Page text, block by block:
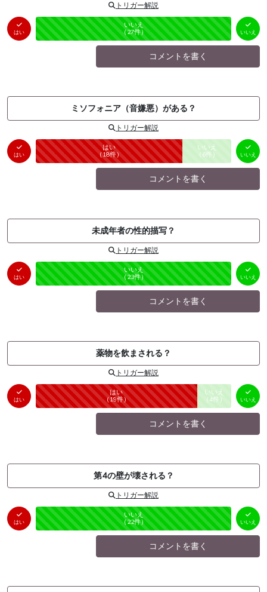
トリガー解説
はい
はい
（0件）
未投票
いいえ
（27件） いいえ
コメントを書く
ミソフォニア（音嫌悪）がある？
トリガー解説
はい
はい
（18件） 未投票いいえ
（ 6件） いいえ
コメントを書く
未成年者の性的描写？
トリガー解説
はい
はい
（0件）
未投票
いいえ
（23件） いいえ
コメントを書く
薬物を飲まされる？
トリガー解説
はい
はい
（19件） 未投票
いいえ
（ 4件） いいえ
コメントを書く
第4の壁が壊される？
トリガー解説
はい
はい
（0件）
未投票
いいえ
（22件） いいえ
コメントを書く